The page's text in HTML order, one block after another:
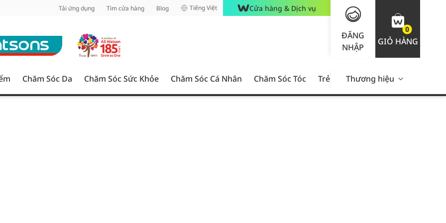
Tải ứng dụng Tìm cửa hàng Blog Tiếng Việt Cửa hàng & Dịch vụ
ĐĂNG
NHẬP
0
GIỎ HÀNG
Chăm Sóc Da Chăm Sóc Sức Khỏe Chăm Sóc Cá Nhân Chăm Sóc Tóc Trẻ Em Nam Giới Chăm Sóc
Thương hiệu